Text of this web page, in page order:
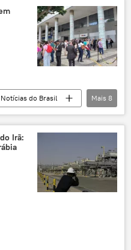
Nacional
meio ambiente
estrangeiros
Notícias do Brasil
Mais 8
Irã: